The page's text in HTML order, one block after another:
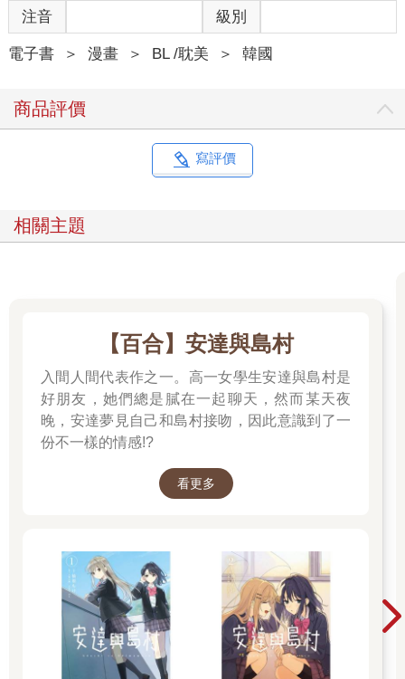
注音 級別
電子書 ＞ 漫畫 ＞ BL /耽美 ＞ 韓國
商品評價
寫評價
相關主題
【百合】安達與島村
入間人間代表作之一。高一女學生安達與島村是
好朋友，她們總是膩在一起聊天，然而某天夜
晚，安達夢見自己和島村接吻，因此意識到了一
份不一樣的情感!?
看更多